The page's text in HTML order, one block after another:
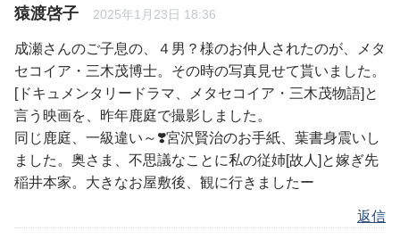
猿渡啓子 2025年1月23日 18:36
成瀬さんのご子息の、４男？様のお仲人されたのが、メタ
セコイア・三木茂博士。その時の写真見せて貰いました。
[ドキュメンタリードラマ、メタセコイア・三木茂物語]と
言う映画を、昨年鹿庭で撮影しました。
同じ鹿庭、一級違い～❣️宮沢賢治のお手紙、葉書身震いし
ました。奥さま、不思議なことに私の従姉[故人]と嫁ぎ先
稲井本家。大きなお屋敷後、観に行きましたー
返信